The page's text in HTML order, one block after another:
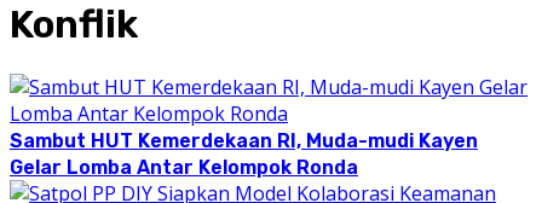
Konflik
Sambut HUT Kemerdekaan RI, Muda-mudi Kayen
Gelar Lomba Antar Kelompok Ronda